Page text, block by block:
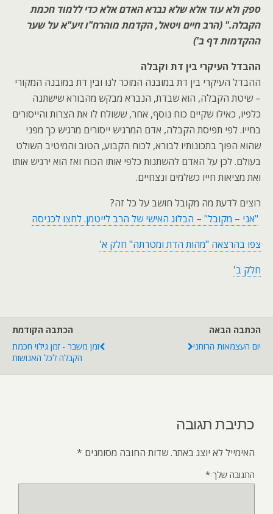
ספק ולא עוד אלא שלא נברא האדם אלא כדי ללמוד חכמת
הקבלה." (הרב חיים ויטאל, הקדמת מוהרח"ו זיע"א על שער
ההקדמות דף ב')
ההבדל העיקרי בין דת וקבלה
ההבדל העיקרי בין דת במובנה המוכר לנו ובין דת במובנה המקורי
– שיטת הקבלה, הוא שבדת, הנברא מבקש מהבורא שישתנה
כלפיו, כאילו שקיים כוח נוסף, אחר, ששולח לו את הצרות והייסורים
בחייו. לפי תפיסת הקבלה, אדם המרגיש ייסורים מרגיש כך מפני
שהוא הפוך בתכונותיו לבורא, לכוח הקבוע, הטוב והמיטיב השולט
בעולם. לכן על האדם להשתנות כלפי אותו הכוח ואז הוא ירגיש אותו
ואת מציאות חייו כשלמים ונצחיים.
רוצים לדעת מה מקובל חושב על כל זה?
"אני – מקובל" – הבלוג האישי של הרב לייטמן. לחצו לכניסה
צפו בהרצאה "מהות הדת ומטרתה" חלק א'
חלק ב'
הכתבה הקודמת
זמן משבר - זמן גילוי חכמת
הקבלה לכל האנושות
הכתבה הבאה
יום העצמאות הרוחני
כתיבת תגובה
האימייל לא יוצג באתר.שדות החובה מסומנים *
התגובה שלך *